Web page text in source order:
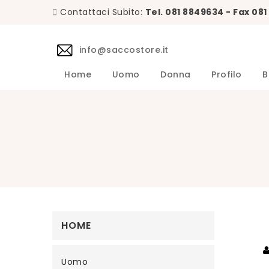
Contattaci Subito: Tel. 081 8849634 - Fax
info@saccostore.it
Home Uomo Donna Profilo
HOME
Uomo